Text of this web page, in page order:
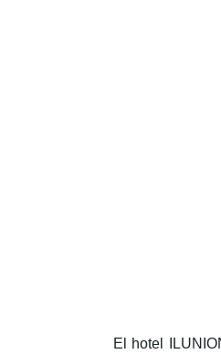
El hotel